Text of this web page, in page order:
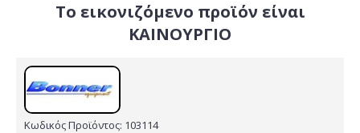
Το εικονιζόμενο προϊόν είναι
ΚΑΙΝΟΥΡΓΙΟ
Κωδικός Προϊόντος: 103114